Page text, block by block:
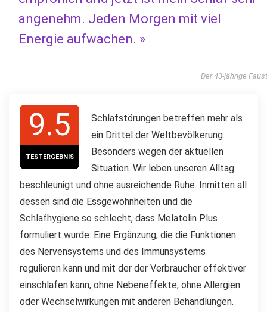
angenehm. Jeden Morgen mit viel
Energie aufwachen. »
Der 43-jährige Faust
9.5
TESTERGEBNIS
Schlafstörungen betreffen mehr als
ein Drittel der Weltbevölkerung.
Besonders wegen der aktuellen
Situation. Wir leben unseren Alltag
beschleunigt und ohne ausreichende Ruhe. Inmitten all
dessen sind die Essgewohnheiten und die
Schlafhygiene so schlecht, dass Melatolin Plus
formuliert wurde. Eine Ergänzung, die die Funktionen
des Nervensystems und des Immunsystems
regulieren kann und mit der der Verbraucher effektiver
einschlafen kann, ohne Nebeneffekte, ohne Allergien
oder Wechselwirkungen mit anderen Behandlungen.